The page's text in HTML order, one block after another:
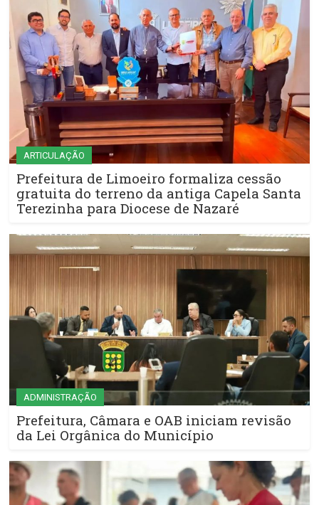
ARTICULAÇÃO
Prefeitura de Limoeiro formaliza cessão
gratuita do terreno da antiga Capela Santa
Terezinha para Diocese de Nazaré
ADMINISTRAÇÃO
Prefeitura, Câmara e OAB iniciam revisão
da Lei Orgânica do Município